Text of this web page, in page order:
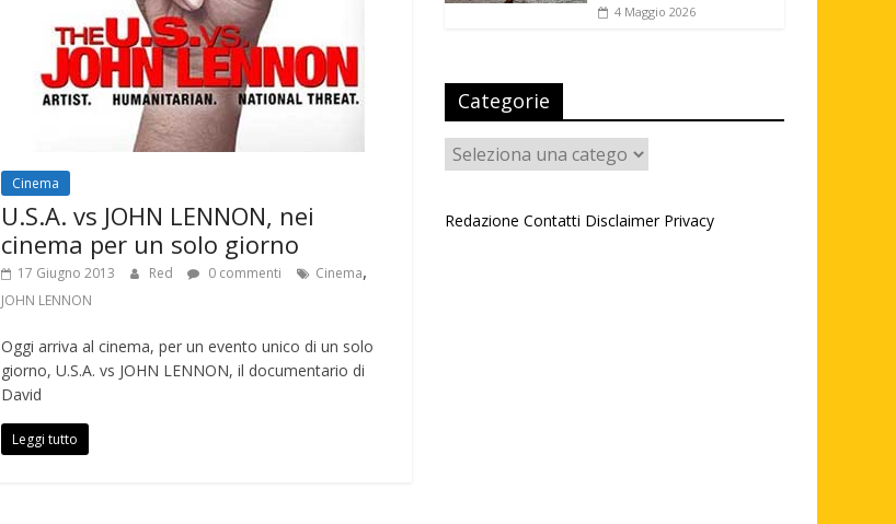
Cinema
U.S.A. vs JOHN LENNON, nei
cinema per un solo giorno
17 Giugno 2013 Red 0 commenti Cinema,
JOHN LENNON
Oggi arriva al cinema, per un evento unico di un solo
giorno, U.S.A. vs JOHN LENNON, il documentario di
David
Leggi tutto
4 Maggio 2026
Categorie
Categorie
Redazione Contatti Disclaimer Privacy